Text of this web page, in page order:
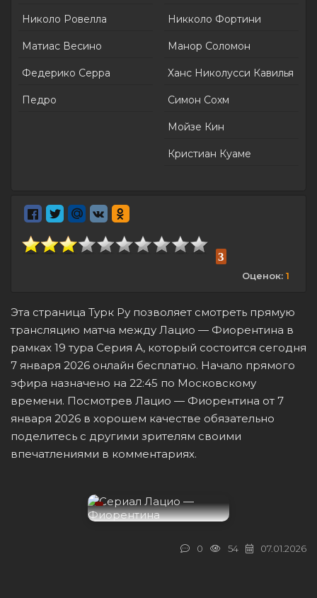
Эта страница Турк Ру позволяет смотреть прямую
трансляцию матча между Лацио — Фиорентина в
рамках 19 тура Серия А, который состоится сегодня
7 января 2026 онлайн бесплатно. Начало прямого
эфира назначено на 22:45 по Московскому
времени. Посмотрев Лацио — Фиорентина от 7
января 2026 в хорошем качестве обязательно
поделитесь с другими зрителям своими
впечатлениями в комментариях.
Николо Ровелла
Матиас Весино
Федерико Серра
Педро
Никколо Фортини
Манор Соломон
Ханс Николусси Кавилья
Симон Сохм
Мойзе Кин
Кристиан Куаме
3
Оценок: 1
07.01.2026
54
0